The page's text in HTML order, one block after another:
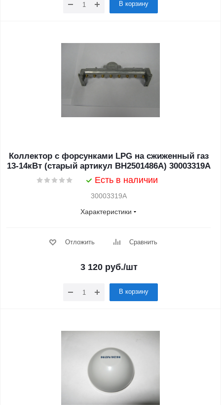
В корзину
Коллектор с форсунками LPG на сжиженный газ
13-14кВт (старый артикул BH2501486A) 30003319A
Есть в наличии
30003319A
Характеристики
Отложить Сравнить
3 120руб./шт
В корзину